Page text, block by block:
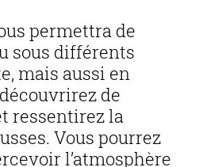
permettra de
sous différents
mais aussi en
de
ressentirez la
Vous pourrez
l’atmosphère